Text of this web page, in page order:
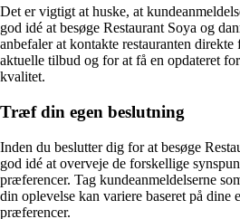
Det er vigtigt at huske, at
god idé at besøge Restaurant Soya og
anbefaler at kontakte restauranten
aktuelle tilbud og for at få en opdateret
kvalitet.
Træf din egen beslutning
Inden du beslutter dig for at besøge
god idé at overveje de forskellige
præferencer. Tag kundeanmeldelserne
din oplevelse kan variere baseret på dine
præferencer.